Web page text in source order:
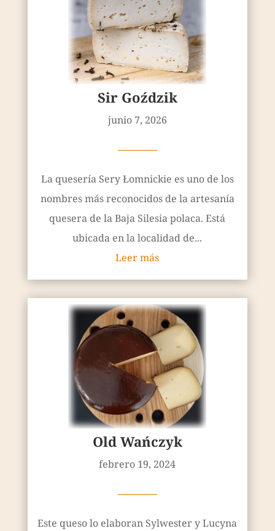
Sir Goździk
junio 7, 2026
————
La quesería Sery Łomnickie es uno de los
nombres más reconocidos de la artesanía
quesera de la Baja Silesia polaca. Está
ubicada en la localidad de...
Leer más
Old Wańczyk
febrero 19, 2024
————
Este queso lo elaboran Sylwester y Lucyna